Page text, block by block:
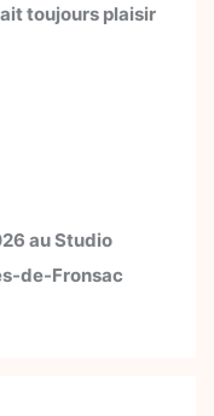
toujours plaisir
au Studio
de-Fronsac